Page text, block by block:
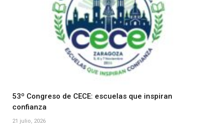
53º Congreso de CECE: escuelas que inspiran
confianza
21 julio, 2026